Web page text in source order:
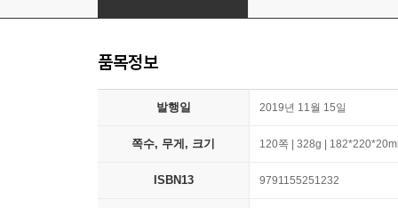
품목정보
발행일 2019년 11월 15일
쪽수, 무게, 크기 120쪽 | 328g |
ISBN13 9791155251232